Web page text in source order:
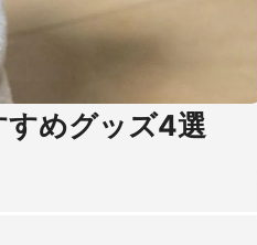
すめグッズ4選